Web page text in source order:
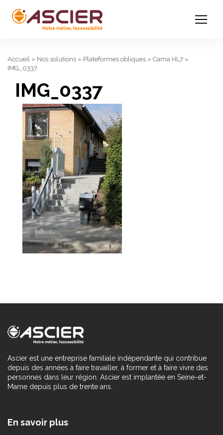
Accueil » Nos solutions » Plateformes obliques » Cama HL7 »
IMG_0337
IMG_0337
Ascier est une entreprise familiale indépendante qui contribue
depuis des années à faire travailler, à former et à faire vivre des
personnes dans leur région. Ascier est implantée en Seine-et-
Marne depuis plus de trente ans.
En savoir plus